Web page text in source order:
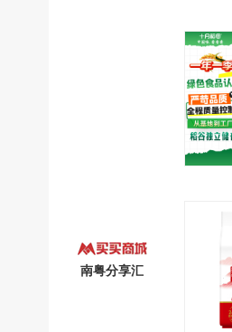
南粤分享汇